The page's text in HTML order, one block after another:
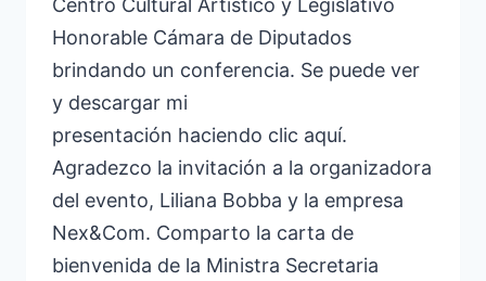
Centro Cultural Artístico y Legislativo
Honorable Cámara de Diputados
brindando un conferencia. Se puede ver
y descargar mi
presentación haciendo clic aquí.
Agradezco la invitación a la organizadora
del evento, Liliana Bobba y la empresa
Nex&Com. Comparto la carta de
bienvenida de la Ministra Secretaria